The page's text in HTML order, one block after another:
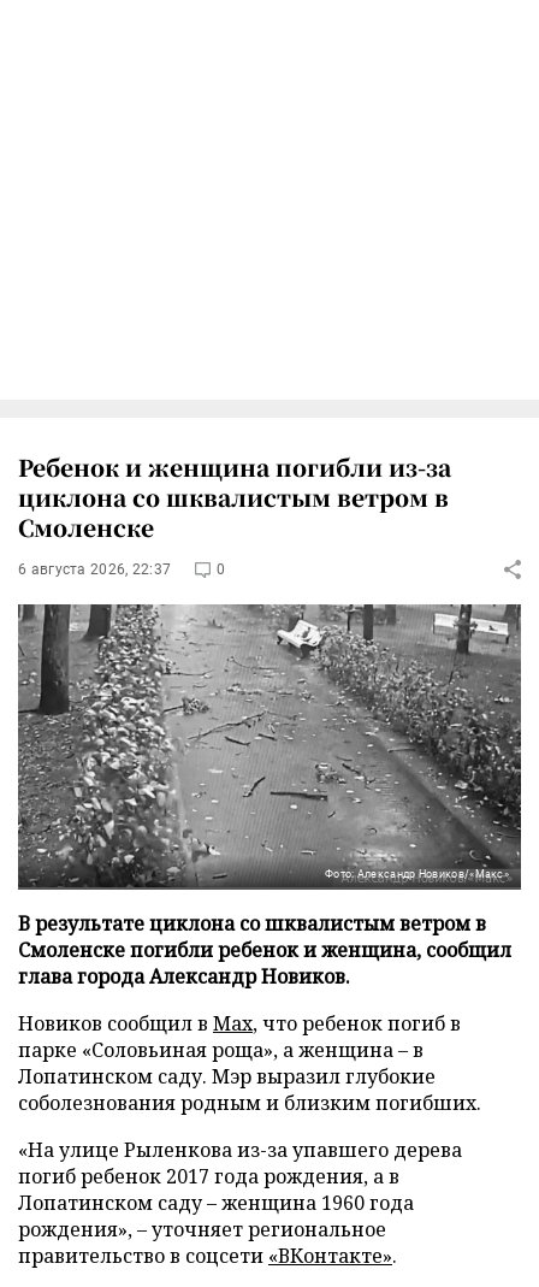
Ребенок и женщина погибли из-за
циклона со шквалистым ветром в
Смоленске
6 августа 2026, 22:37 0
Фото: Александр Новиков/«Макс»
В результате циклона со шквалистым ветром в
Смоленске погибли ребенок и женщина, сообщил
глава города Александр Новиков.
Новиков сообщил в Мах, что ребенок погиб в
парке «Соловьиная роща», а женщина – в
Лопатинском саду. Мэр выразил глубокие
соболезнования родным и близким погибших.
«На улице Рыленкова из-за упавшего дерева
погиб ребенок 2017 года рождения, а в
Лопатинском саду – женщина 1960 года
рождения», – уточняет региональное
правительство в соцсети «ВКонтакте».